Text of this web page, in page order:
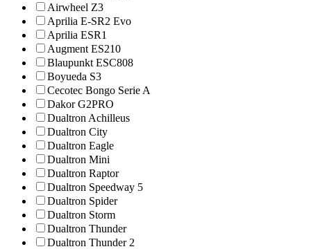
Airwheel Z3
Aprilia E-SR2 Evo
Aprilia ESR1
Augment ES210
Blaupunkt ESC808
Boyueda S3
Cecotec Bongo Serie A
Dakor G2PRO
Dualtron Achilleus
Dualtron City
Dualtron Eagle
Dualtron Mini
Dualtron Raptor
Dualtron Speedway 5
Dualtron Spider
Dualtron Storm
Dualtron Thunder
Dualtron Thunder 2